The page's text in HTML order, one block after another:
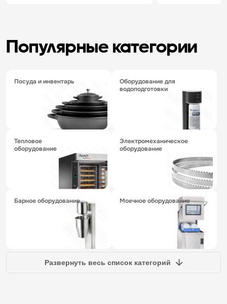
Популярные категории
посуда и инвентарь
оборудование для
водоподготовки
тепловое
оборудование
электромеханическое
оборудование
барное оборудование моечное оборудование
Развернуть весь список категорий